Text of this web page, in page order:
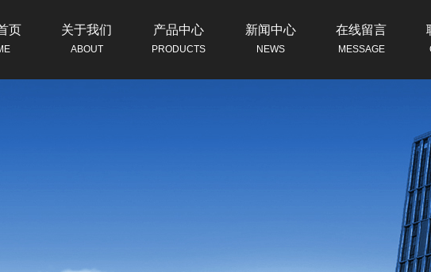
页 关于我们
ABOUT
产品中心
PRODUCTS
新闻中心
NEWS
在线留言
MESSAGE